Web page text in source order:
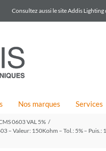
Consultez aussi le site Addis Lighting
Nos marques Services
0603 VAL 5%
– Valeur: 150Kohm – Tol.: 5% –